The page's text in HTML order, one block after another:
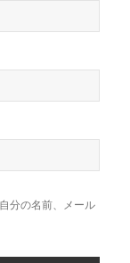
分の名前、メール